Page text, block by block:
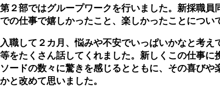
第２部ではグループワークを行いました。新採職
での仕事で嬉しかったこと、楽しかったことについ
入職して２カ月、悩みや不安でいっぱいかなと考
等をたくさん話してくれました。新しくこの仕事
ソードの数々に驚きを感じるとともに、その喜び
かと改めて思いました。